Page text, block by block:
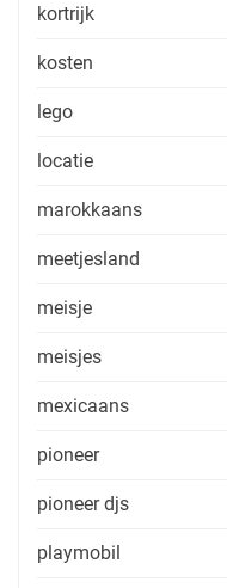
kortrijk
kosten
lego
locatie
marokkaans
meetjesland
meisje
meisjes
mexicaans
pioneer
pioneer djs
playmobil